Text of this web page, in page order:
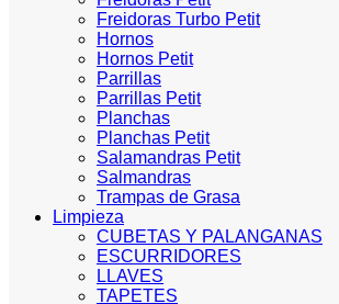
Freidoras Turbo Petit
Hornos
Hornos Petit
Parrillas
Parrillas Petit
Planchas
Planchas Petit
Salamandras Petit
Salmandras
Trampas de Grasa
Limpieza
CUBETAS Y PALANGANAS
ESCURRIDORES
LLAVES
TAPETES